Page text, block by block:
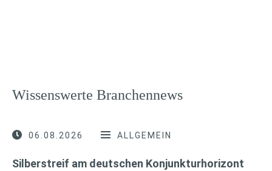
Wissenswerte Branchennews
06.08.2026 ALLGEMEIN
Silberstreif am deutschen Konjunkturhorizont